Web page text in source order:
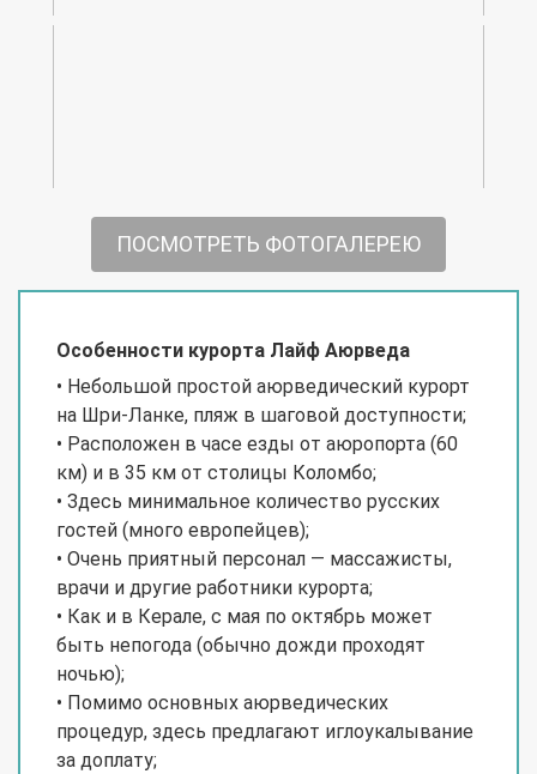
ПОСМОТРЕТЬ ФОТОГАЛЕРЕЮ
Особенности курорта Лайф Аюрведа
• Небольшой простой аюрведический курорт
на Шри-Ланке, пляж в шаговой доступности;
• Расположен в часе езды от аюропорта (60
км) и в 35 км от столицы Коломбо;
• Здесь минимальное количество русских
гостей (много европейцев);
• Очень приятный персонал — массажисты,
врачи и другие работники курорта;
• Как и в Керале, с мая по октябрь может
быть непогода (обычно дожди проходят
ночью);
• Помимо основных аюрведических
процедур, здесь предлагают иглоукалывание
за доплату;